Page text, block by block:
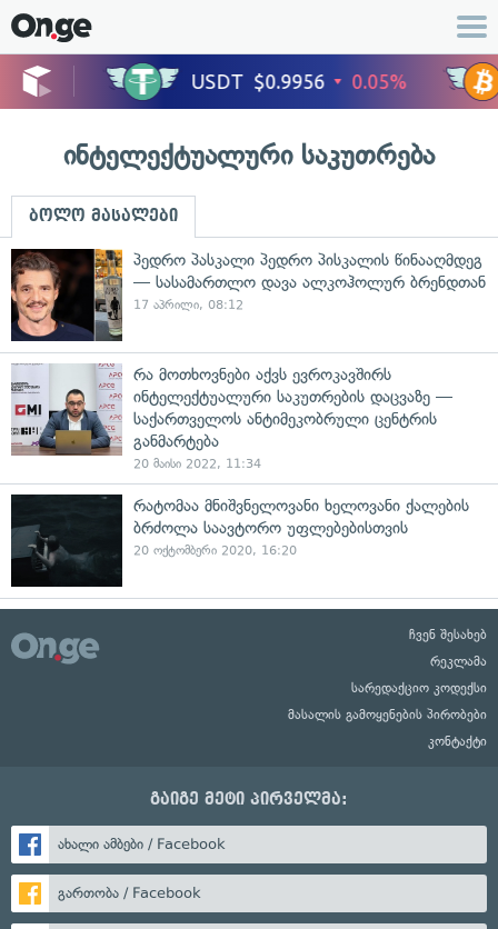
ინტელექტუალური საკუთრება
ბოლო მასალები
პედრო პასკალი პედრო პისკალის წინააღმდეგ
— სასამართლო დავა ალკოჰოლურ ბრენდთან
17 აპრილი, 08:12
რა მოთხოვნები აქვს ევროკავშირს
ინტელექტუალური საკუთრების დაცვაზე —
საქართველოს ანტიმეკობრული ცენტრის
განმარტება
20 მაისი 2022, 11:34
რატომაა მნიშვნელოვანი ხელოვანი ქალების
ბრძოლა საავტორო უფლებებისთვის
20 ოქტომბერი 2020, 16:20
ჩვენ შესახებ
რეკლამა
სარედაქციო კოდექსი
მასალის გამოყენების პირობები
კონტაქტი
გაიგე მეტი პირველმა:
ახალი ამბები / Facebook
გართობა / Facebook